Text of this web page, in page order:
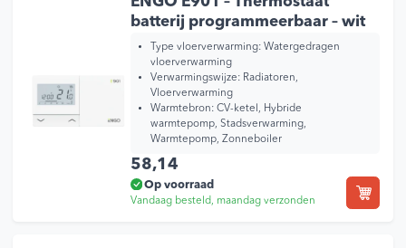
batterij programmeerbaar – wit
Type vloerverwarming: Watergedragen
vloerverwarming
Verwarmingswijze: Radiatoren,
Vloerverwarming
Warmtebron: CV-ketel, Hybride
warmtepomp, Stadsverwarming,
Warmtepomp, Zonneboiler
58,14
Op voorraad
Vandaag besteld, maandag verzonden